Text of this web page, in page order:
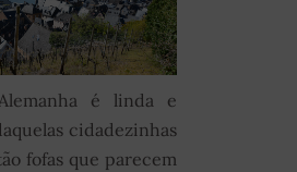
é linda e
cidadezinhas
fofas que parecem